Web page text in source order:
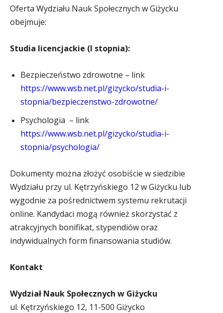
Oferta Wydziału Nauk Społecznych w Giżycku
obejmuje:
Studia licencjackie (I stopnia):
Bezpieczeństwo zdrowotne – link
https://www.wsb.net.pl/gizycko/studia-i-
stopnia/bezpieczenstwo-zdrowotne/
Psychologia – link
https://www.wsb.net.pl/gizycko/studia-i-
stopnia/psychologia/
Dokumenty można złożyć osobiście w siedzibie
Wydziału przy ul. Kętrzyńskiego 12 w Giżycku lub
wygodnie za pośrednictwem systemu rekrutacji
online. Kandydaci mogą również skorzystać z
atrakcyjnych bonifikat, stypendiów oraz
indywidualnych form finansowania studiów.
Kontakt
Wydział Nauk Społecznych w Giżycku
ul. Kętrzyńskiego 12, 11-500 Giżycko